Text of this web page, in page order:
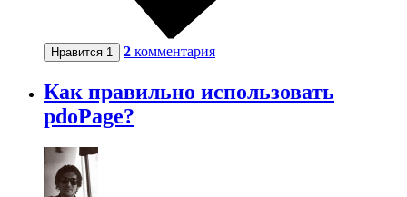
Нравится 1 2 комментария
Как правильно использовать
pdoPage?